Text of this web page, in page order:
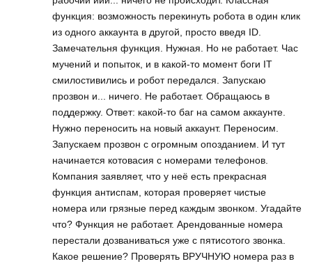
функция: возможность перекинуть робота в один клик
из одного аккаунта в другой, просто введя ID.
Замечательня функция. Нужная. Но не работает. Час
мучений и попыток, и в какой-то момент боги IT
смилостивились и робот передался. Запускаю
прозвон и... ничего. Не работает. Обращаюсь в
поддержку. Ответ: какой-то баг на самом аккаунте.
Нужно переносить на новый аккаунт. Переносим.
Запускаем прозвон с огромным опозданием. И тут
начинается котовасия с номерами телефонов.
Компания заявляет, что у неё есть прекрасная
функция антиспам, которая проверяет чистые
номера или грязные перед каждым звонком. Угадайте
что? Функция не работает. Арендованные номера
перестали дозваниваться уже с пятисотого звонка.
Какое решение? Проверять ВРУЧНУЮ номера раз в